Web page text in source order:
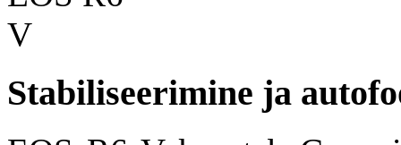
Stabiliseerimine ja